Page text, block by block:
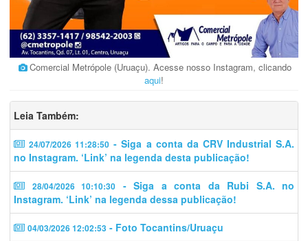
Comercial Metrópole (Uruaçu). Acesse nosso Instagram, clicando
aqui!
Leia Também:
24/07/2026 11:28:50 - Siga a conta da CRV Industrial S.A.
no Instagram. ‘Link’ na legenda desta publicação!
28/04/2026 10:10:30 - Siga a conta da Rubi S.A. no
Instagram. ‘Link’ na legenda dessa publicação!
04/03/2026 12:02:53 - Foto Tocantins/Uruaçu